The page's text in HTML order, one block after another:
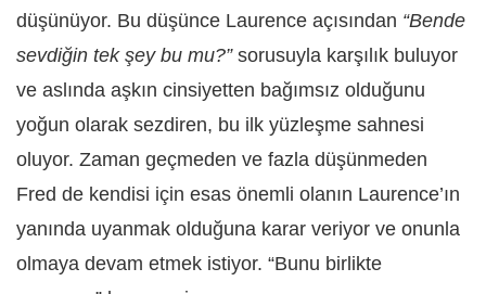
düşünüyor. Bu düşünce Laurence açısından “Bende
sevdiğin tek şey bu mu?”sorusuyla karşılık buluyor
ve aslında aşkın cinsiyetten bağımsız olduğunu
yoğun olarak sezdiren, bu ilk yüzleşme sahnesi
oluyor. Zaman geçmeden ve fazla düşünmeden
Fred de kendisi için esas önemli olanın Laurence’ın
yanında uyanmak olduğuna karar veriyor ve onunla
olmaya devam etmek istiyor. “Bunu birlikte